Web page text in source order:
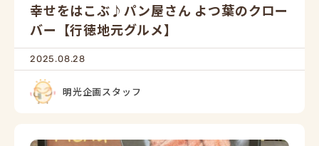
幸せをはこぶ♪パン屋さん よつ葉のクロー
バー【行徳地元グルメ】
2025.08.28
明光企画スタッフ